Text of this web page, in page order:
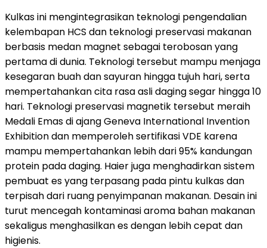
Kulkas ini mengintegrasikan teknologi pengendalian
kelembapan HCS dan teknologi preservasi makanan
berbasis medan magnet sebagai terobosan yang
pertama di dunia. Teknologi tersebut mampu menjaga
kesegaran buah dan sayuran hingga tujuh hari, serta
mempertahankan cita rasa asli daging segar hingga 10
hari. Teknologi preservasi magnetik tersebut meraih
Medali Emas di ajang Geneva International Invention
Exhibition dan memperoleh sertifikasi VDE karena
mampu mempertahankan lebih dari 95% kandungan
protein pada daging. Haier juga menghadirkan sistem
pembuat es yang terpasang pada pintu kulkas dan
terpisah dari ruang penyimpanan makanan. Desain ini
turut mencegah kontaminasi aroma bahan makanan
sekaligus menghasilkan es dengan lebih cepat dan
higienis.